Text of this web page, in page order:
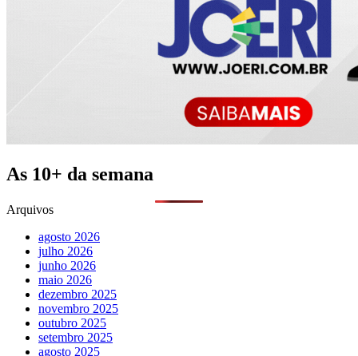
As 10+ da semana
Arquivos
agosto 2026
julho 2026
junho 2026
maio 2026
dezembro 2025
novembro 2025
outubro 2025
setembro 2025
agosto 2025